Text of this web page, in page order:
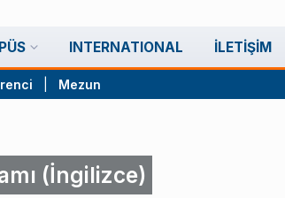
INTERNATIONAL İLETIŞIM
Mezun
(İngilizce)